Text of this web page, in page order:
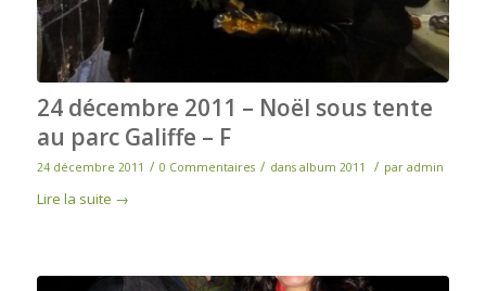
24 décembre 2011 – Noël sous tente
au parc Galiffe – F
24 décembre 2011 / 0 Commentaires / dans album 2011 / par admin
Lire la suite →